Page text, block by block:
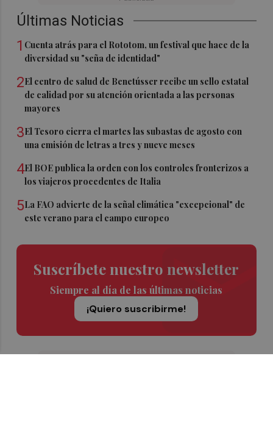
Últimas Noticias
1 Cuenta atrás para el Rototom, un festival que hace de la
diversidad su "seña de identidad"
2El centro de salud de Benetússer recibe un sello estatal
de calidad por su atención orientada a las personas
mayores
3El Tesoro cierra el martes las subastas de agosto con
una emisión de letras a tres y nueve meses
4El BOE publica la orden con los controles fronterizos a
los viajeros procedentes de Italia
5La FAO advierte de la señal climática "excepcional" de
este verano para el campo europeo
Suscríbete nuestro newsletter
Siempre al día de las últimas noticias
¡Quiero suscribirme!